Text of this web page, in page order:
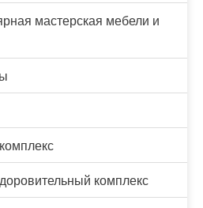
мастерская мебели и
комплекс